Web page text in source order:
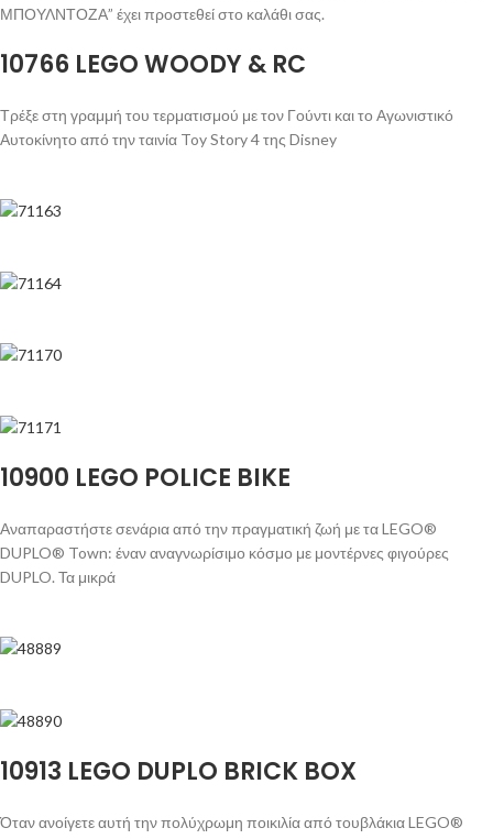
ΜΠΟΥΛΝΤΟΖΑ” έχει προστεθεί στο καλάθι σας.
10766 LEGO WOODY & RC
Τρέξε στη γραμμή του τερματισμού με τον Γούντι και το Αγωνιστικό
Αυτοκίνητο από την ταινία Toy Story 4 της Disney
10900 LEGO POLICE BIKE
Αναπαραστήστε σενάρια από την πραγματική ζωή με τα LEGO®
DUPLO® Town: έναν αναγνωρίσιμο κόσμο με μοντέρνες φιγούρες
DUPLO. Τα μικρά
10913 LEGO DUPLO BRICK BOX
Όταν ανοίγετε αυτή την πολύχρωμη ποικιλία από τουβλάκια LEGO®